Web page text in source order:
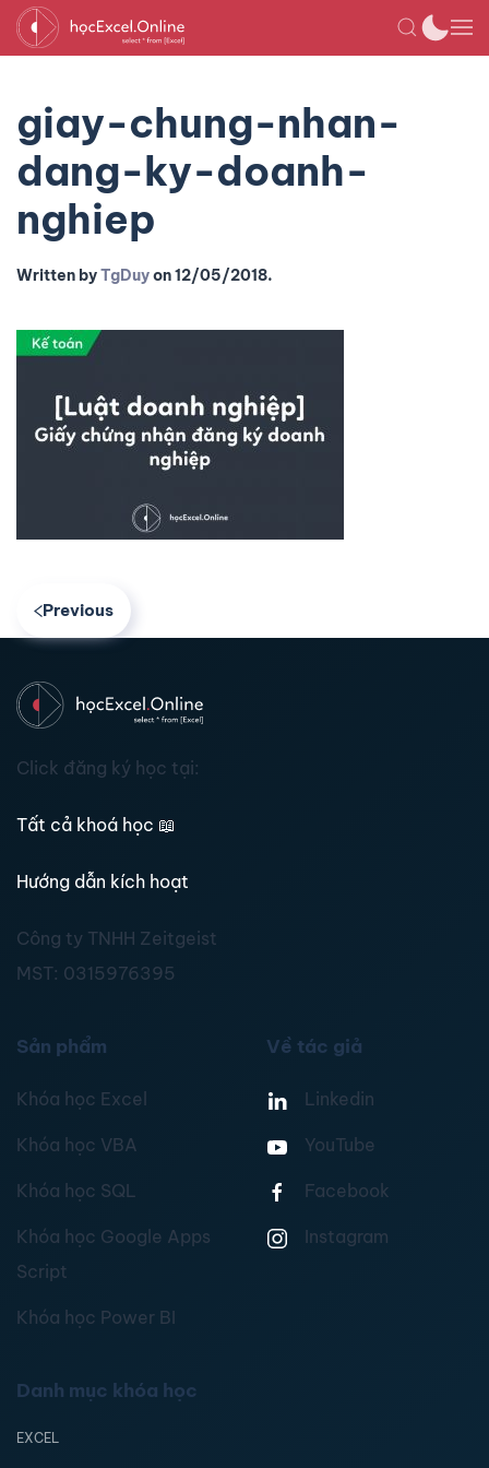
giay-chung-nhan-
dang-ky-doanh-
nghiep
Written byTgDuyon12/05/2018.
Previous
Click đăng ký học tại:
Tất cả khoá học 📖
Hướng dẫn kích hoạt
Công ty TNHH Zeitgeist
MST: 0315976395
Sản phẩm
Khóa học Excel
Khóa học VBA
Khóa học SQL
Khóa học Google Apps
Script
Khóa học Power BI
Về tác giả
Linkedin
YouTube
Facebook
Instagram
Danh mục khóa học
EXCEL